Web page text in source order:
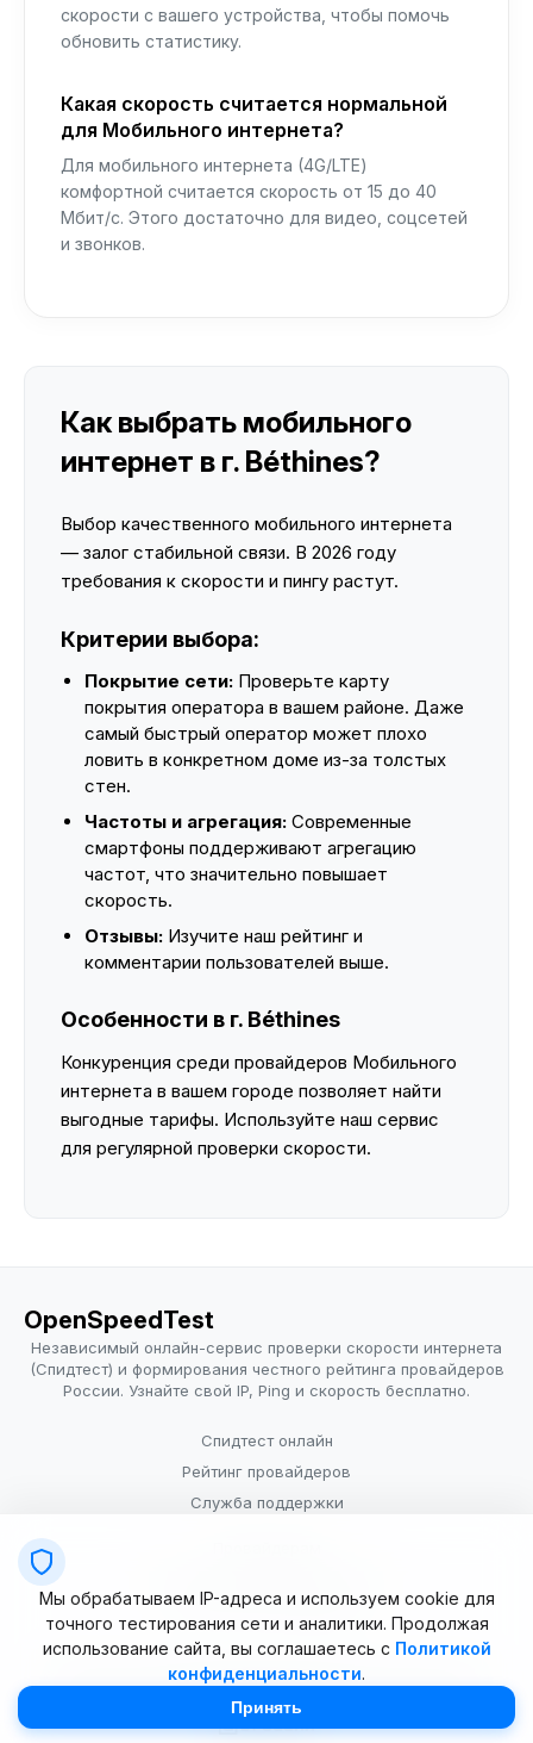
скорости с вашего устройства, чтобы помочь
обновить статистику.
Какая скорость считается нормальной
для Мобильного интернета?
Для мобильного интернета (4G/LTE)
комфортной считается скорость от 15 до 40
Мбит/с. Этого достаточно для видео, соцсетей
и звонков.
Как выбрать мобильного
интернет в г. Béthines?
Выбор качественного мобильного интернета
— залог стабильной связи. В 2026 году
требования к скорости и пингу растут.
Критерии выбора:
Покрытие сети: Проверьте карту
покрытия оператора в вашем районе. Даже
самый быстрый оператор может плохо
ловить в конкретном доме из-за толстых
стен.
Частоты и агрегация: Современные
смартфоны поддерживают агрегацию
частот, что значительно повышает
скорость.
Отзывы: Изучите наш рейтинг и
комментарии пользователей выше.
Особенности в г. Béthines
Конкуренция среди провайдеров Мобильного
интернета в вашем городе позволяет найти
выгодные тарифы. Используйте наш сервис
для регулярной проверки скорости.
OpenSpeedTest
Независимый онлайн-сервис проверки скорости интернета
(Спидтест) и формирования честного рейтинга провайдеров
России. Узнайте свой IP, Ping и скорость бесплатно.
Спидтест онлайн
Рейтинг провайдеров
Служба поддержки
Условия использования
© 2025–2026 OpenSpeedTest (ИП Долматова В.В.). Все права
Мы обрабатываем IP-адреса и используем cookie для
точного тестирования сети и аналитики. Продолжая
использование сайта, вы соглашаетесь с Политикой
конфиденциальности.
Принять